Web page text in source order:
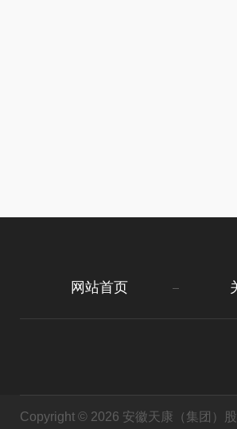
网站首页
Copyright © 2026 安徽天康（集团）